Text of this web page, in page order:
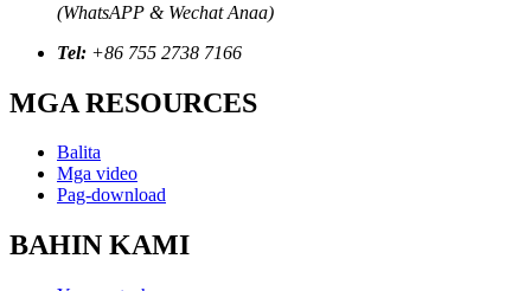
(WhatsAPP & Wechat Anaa)
Tel: +86 755 2738 7166
MGA RESOURCES
Balita
Mga video
Pag-download
BAHIN KAMI